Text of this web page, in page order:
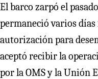
El barco zarpó el
permaneció varios días
autorización para
aceptó recibir la
por la OMS y la Unión